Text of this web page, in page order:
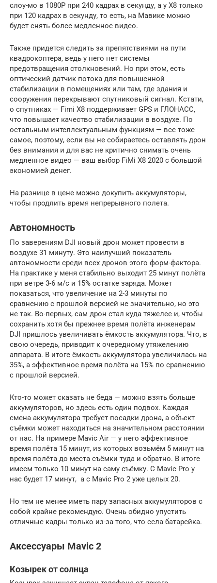
слоу-мо в 1080Р при 240 кадрах в секунду, а у Х8 только
при 120 кадрах в секунду, то есть, на Мавике можно
будет снять более медленное видео.
Также придется следить за препятствиями на пути
квадрокоптера, ведь у него нет системы
предотвращения столкновений. Но при этом, есть
оптический датчик потока для повышенной
стабилизации в помещениях или там, где здания и
сооружения перекрывают спутниковый сигнал. Кстати,
о спутниках — Fimi X8 поддерживает GPS и ГЛОНАСС,
что повышает качество стабилизации в воздухе. По
остальным интеллектуальным функциям — все тоже
самое, поэтому, если вы не собираетесь оставлять дрон
без внимания и для вас не критично снимать очень
медленное видео — ваш выбор FiMi X8 2020 с большой
экономией денег.
На разнице в цене можно докупить аккумуляторы,
чтобы продлить время непрерывного полета.
Автономность
По заверениям DJI новый дрон может провести в
воздухе 31 минуту. Это наилучший показатель
автономности среди всех дронов этого форм-фактора.
На практике у меня стабильно выходит 25 минут полёта
при ветре 3-6 м/c и 15% остатке заряда. Может
показаться, что увеличение на 2-3 минуты по
сравнению с прошлой версией не значительно, но это
не так. Во-первых, сам дрон стал куда тяжелее и, чтобы
сохранить хотя бы прежнее время полёта инженерам
DJI пришлось увеличивать ёмкость аккумулятора. Что, в
свою очередь, приводит к очередному утяжелению
аппарата. В итоге ёмкость аккумулятора увеличилась на
35%, а эффективное время полёта на 15% по сравнению
с прошлой версией.
Кто-то может сказать не беда — можно взять больше
аккумуляторов, но здесь есть один подвох. Каждая
смена аккумулятора требует посадки дрона, а объект
съёмки может находиться на значительном расстоянии
от нас. На примере Mavic Air — у него эффективное
время полёта 15 минут, из которых возьмём 5 минут на
время полёта до места съёмки туда и обратно. В итоге
имеем только 10 минут на саму съёмку. С Mavic Pro у
нас будет 17 минут, а с Mavic Pro 2 уже целых 20.
Но тем не менее иметь пару запасных аккумуляторов с
собой крайне рекомендую. Очень обидно упустить
отличные кадры только из-за того, что села батарейка.
Аксессуары Mavic 2
Козырек от солнца